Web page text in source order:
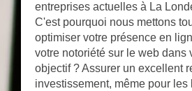
entreprises actuelles à La
C'est pourquoi nous mettons
optimiser votre présence en
votre notoriété sur le web dans
objectif ? Assurer un excellent
investissement, même pour